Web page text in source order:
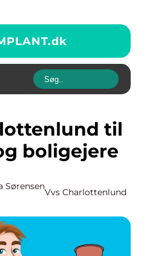
dk
boligejere
Sørensen
Vvs Charlottenlund